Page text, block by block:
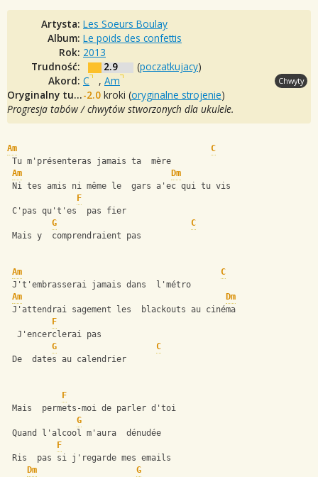
Artysta: Les Soeurs Boulay
Album: Le poids des confettis
Rok: 2013
Trudność:
2.9 (poczatkujacy)
Akord: C , Am Chwyty
Oryginalny tuning:-2.0 kroki (oryginalne strojenie)
Progresja tabów / chwytów stworzonych dla ukulele.
Am
C
Tu m'présenteras jamais ta  mère
Am
Dm
Ni tes amis ni même le  gars a'ec qui tu vis
F
C'pas qu't'es  pas fier
G
C
Mais y  comprendraient pas
Am
C
J't'embrasserai jamais dans  l'métro
Am
Dm
J'attendrai sagement les  blackouts au cinéma
F
  J'encerclerai pas
G
C
De  dates au calendrier
F
Mais  permets-moi de parler d'toi
G
Quand l'alcool m'aura  dénudée
F
Ris  pas si j'regarde mes emails
Dm
G